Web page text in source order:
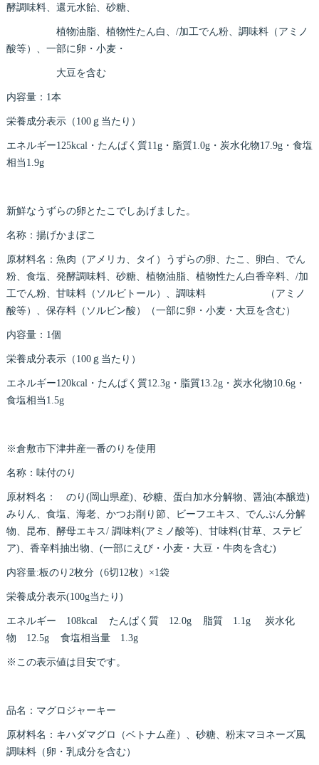
酵調味料、還元水飴、砂糖、
植物油脂、植物性たん白、/加工でん粉、調味料（アミノ
酸等）、一部に卵・小麦・
大豆を含む
内容量：1本
栄養成分表示（100ｇ当たり）
エネルギー125kcal・たんぱく質11g・脂質1.0g・炭水化物17.9g・食塩
相当1.9g
新鮮なうずらの卵とたこでしあげました。
名称：揚げかまぼこ
原材料名：魚肉（アメリカ、タイ）うずらの卵、たこ、卵白、でん
粉、食塩、発酵調味料、砂糖、植物油脂、植物性たん白香辛料、/加
工でん粉、甘味料（ソルビトール）、調味料 （アミノ
酸等）、保存料（ソルビン酸）（一部に卵・小麦・大豆を含む）
内容量：1個
栄養成分表示（100ｇ当たり）
エネルギー120kcal・たんぱく質12.3g・脂質13.2g・炭水化物10.6g・
食塩相当1.5g
※倉敷市下津井産一番のりを使用
名称：味付のり
原材料名： のり(岡山県産)、砂糖、蛋白加水分解物、醤油(本醸造)
みりん、食塩、海老、かつお削り節、ビーフエキス、でんぷん分解
物、昆布、酵母エキス/ 調味料(アミノ酸等)、甘味料(甘草、ステビ
ア)、香辛料抽出物、(一部にえび・小麦・大豆・牛肉を含む)
内容量:板のり2枚分（6切12枚）×1袋
栄養成分表示(100g当たり)
エネルギー 108kcal たんぱく質 12.0g 脂質 1.1g 炭水化
物 12.5g 食塩相当量 1.3g
※この表示値は目安です。
品名：マグロジャーキー
原材料名：キハダマグロ（ベトナム産）、砂糖、粉末マヨネーズ風
調味料（卵・乳成分を含む）